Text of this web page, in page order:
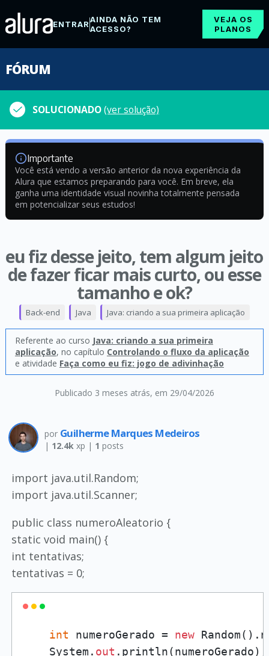
ENTRARAINDA NÃO TEM
ACESSO?
VEJA OS
PLANOS
FÓRUM
SOLUCIONADO(ver solução)
Importante
Você está vendo a versão anterior da nova experiência da
Alura que estamos preparando para você. Em breve, ela
ganha uma identidade visual novinha totalmente pensada
em potencializar seus estudos!
eu fiz desse jeito, tem algum jeito
de fazer ficar mais curto, ou esse
tamanho e ok?
Publicado 3 meses atrás, em 29/04/2026
Back-end Java Java: criando a sua primeira aplicação
Referente ao curso Java: criando a sua primeira
aplicação, no capítulo Controlando o fluxo da aplicação
e atividade Faça como eu fiz: jogo de adivinhação
por Guilherme Marques Medeiros
| 12.4kxp | 1 posts
import java.util.Random;
import java.util.Scanner;
public class numeroAleatorio {
static void main() {
int tentativas;
tentativas = 0;
int numeroGerado = new
    System.
out .println(numeroGerado);